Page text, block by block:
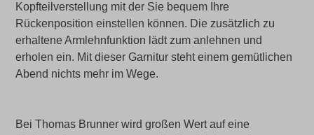
Kopfteilverstellung mit der Sie bequem Ihre
Rückenposition einstellen können. Die zusätzlich zu
erhaltene Armlehnfunktion lädt zum anlehnen und
erholen ein. Mit dieser Garnitur steht einem gemütlichen
Abend nichts mehr im Wege.
Bei Thomas Brunner wird großen Wert auf eine